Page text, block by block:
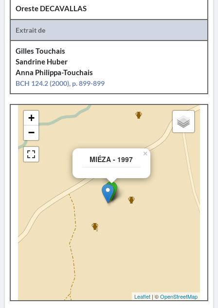
Oreste DECAVALLAS
Extrait de
Gilles Touchais
Sandrine Huber
Anna Philippa-Touchais
BCH 124.2 (2000), p. 899-899
MIÉZA - 1997
×
+
−
Leaflet | ©OpenStreetMap